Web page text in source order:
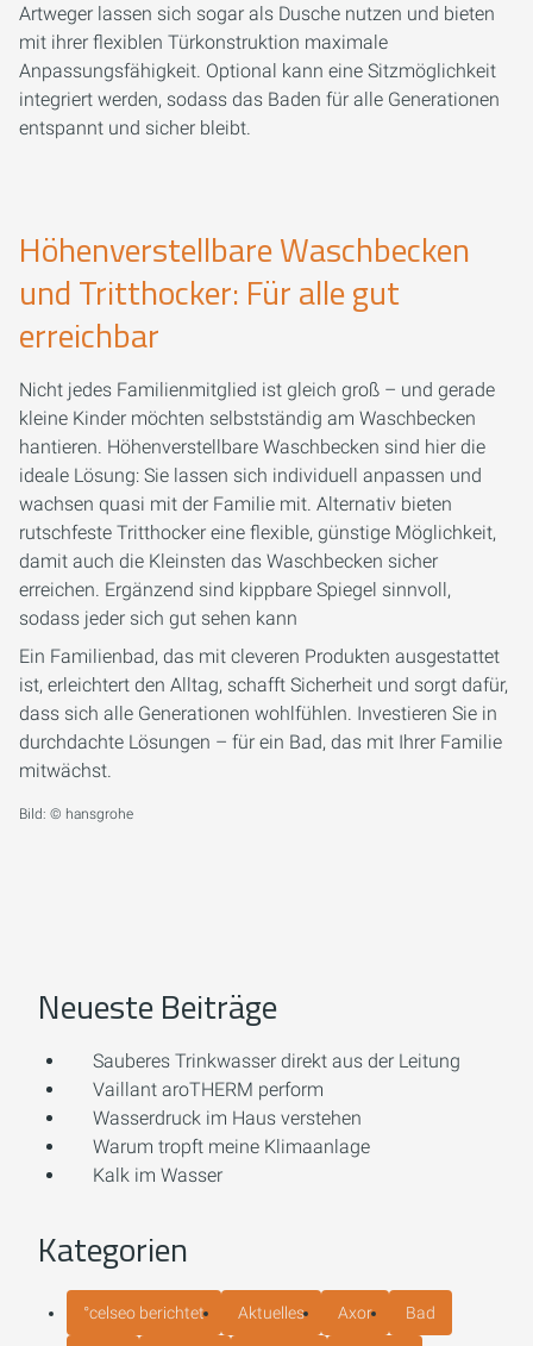
Artweger lassen sich sogar als Dusche nutzen und bieten
mit ihrer flexiblen Türkonstruktion maximale
Anpassungsfähigkeit. Optional kann eine Sitzmöglichkeit
integriert werden, sodass das Baden für alle Generationen
entspannt und sicher bleibt.
Höhenverstellbare Waschbecken
und Tritthocker: Für alle gut
erreichbar
Nicht jedes Familienmitglied ist gleich groß – und gerade
kleine Kinder möchten selbstständig am Waschbecken
hantieren. Höhenverstellbare Waschbecken sind hier die
ideale Lösung: Sie lassen sich individuell anpassen und
wachsen quasi mit der Familie mit. Alternativ bieten
rutschfeste Tritthocker eine flexible, günstige Möglichkeit,
damit auch die Kleinsten das Waschbecken sicher
erreichen. Ergänzend sind kippbare Spiegel sinnvoll,
sodass jeder sich gut sehen kann
Ein Familienbad, das mit cleveren Produkten ausgestattet
ist, erleichtert den Alltag, schafft Sicherheit und sorgt dafür,
dass sich alle Generationen wohlfühlen. Investieren Sie in
durchdachte Lösungen – für ein Bad, das mit Ihrer Familie
mitwächst.
Bild: © hansgrohe
Neueste Beiträge
Sauberes Trinkwasser direkt aus der Leitung
Vaillant aroTHERM perform
Wasserdruck im Haus verstehen
Warum tropft meine Klimaanlage
Kalk im Wasser
Kategorien
°celseo berichtet Aktuelles Axor Bad